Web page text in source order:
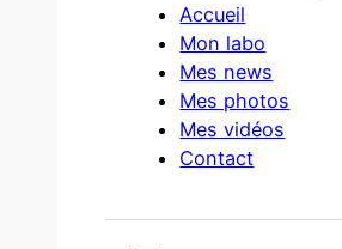
Accueil
Mon labo
Mes news
Mes photos
Mes vidéos
Contact